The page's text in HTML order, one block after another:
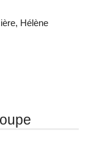
Hélène